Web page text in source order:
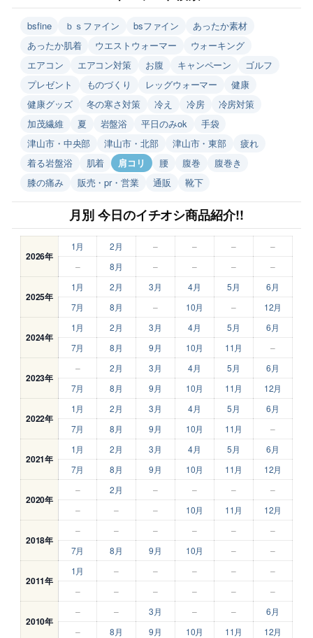
bsfine ｂｓファイン bsファイン
あったか素材
あったか肌着
ウエストウォーマー
ウォーキング
エアコン
エアコン対策 お腹 キャンペーン
ゴルフ
プレゼント
ものづくり レッグウォーマー
健康
健康グッズ
冬の寒さ対策 冷え 冷房
冷房対策
加茂繊維
夏 岩盤浴 平日のみok
手袋
津山市・中央部
津山市・北部 津山市・東部
疲れ
着る岩盤浴
肌着 肩コリ 腰 腹巻
腹巻き
膝の痛み
販売・pr・営業 通販 靴下
月別 今日のイチオシ商品紹介!!
2026年
1月 2月 – – –
–
–
8月 – – – –
2025年
1月 2月 3月 4月 5月
6月
7月
8月 – 10月 – 12月
2024年
1月 2月 3月 4月 5月
6月
7月
8月 9月 10月 11月 –
2023年
– 2月 3月 4月 5月
6月
7月
8月 9月 10月 11月 12月
2022年
1月 2月 3月 4月 5月
6月
7月
8月 9月 10月 11月 –
2021年
1月 2月 3月 4月 5月
6月
7月
8月 9月 10月 11月 12月
2020年
– 2月 – – –
–
–
– – 10月 11月 12月
2018年
– – – – –
–
7月
8月 9月 10月 – –
2011年
1月 – – – –
–
–
– – – – –
2010年
– – 3月 – –
6月
–
8月 9月 10月 11月 12月